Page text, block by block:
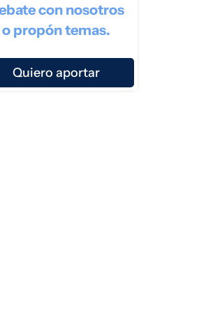
con nosotros
o propón temas.
Quiero aportar